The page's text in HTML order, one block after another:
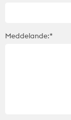
Meddelande:*